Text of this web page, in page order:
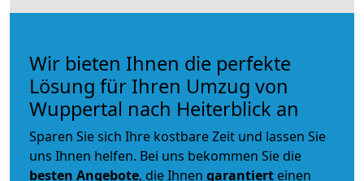
Wir bieten Ihnen die perfekte
Lösung für Ihren Umzug von
Wuppertal nach Heiterblick an
Sparen Sie sich Ihre kostbare Zeit und lassen Sie
uns Ihnen helfen. Bei uns bekommen Sie die
besten Angebote, die Ihnen garantiert einen